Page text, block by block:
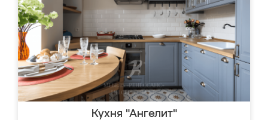
Кухня "Ангелит"